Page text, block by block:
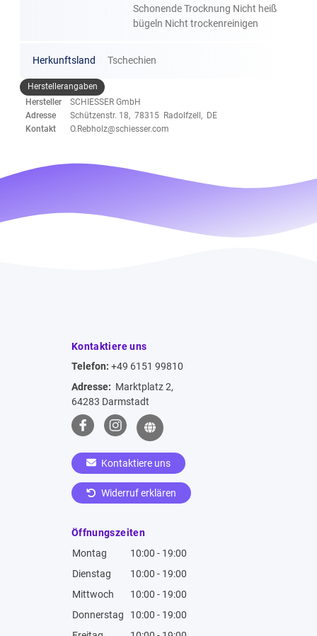
Schonende Trocknung Nicht heiß
bügeln Nicht trockenreinigen
Herkunftsland Tschechien
Herstellerangaben
Hersteller
SCHIESSER GmbH
Adresse
Schützenstr. 18, 78315 Radolfzell, DE
Kontakt
O.Rebholz@schiesser.com
Kontaktiere uns
Telefon: +49 6151 99810
Adresse: Marktplatz 2,
64283 Darmstadt
Kontaktiere uns
Widerruf erklären
Öffnungszeiten
Montag
10:00 - 19:00
Dienstag
10:00 - 19:00
Mittwoch
10:00 - 19:00
Donnerstag
10:00 - 19:00